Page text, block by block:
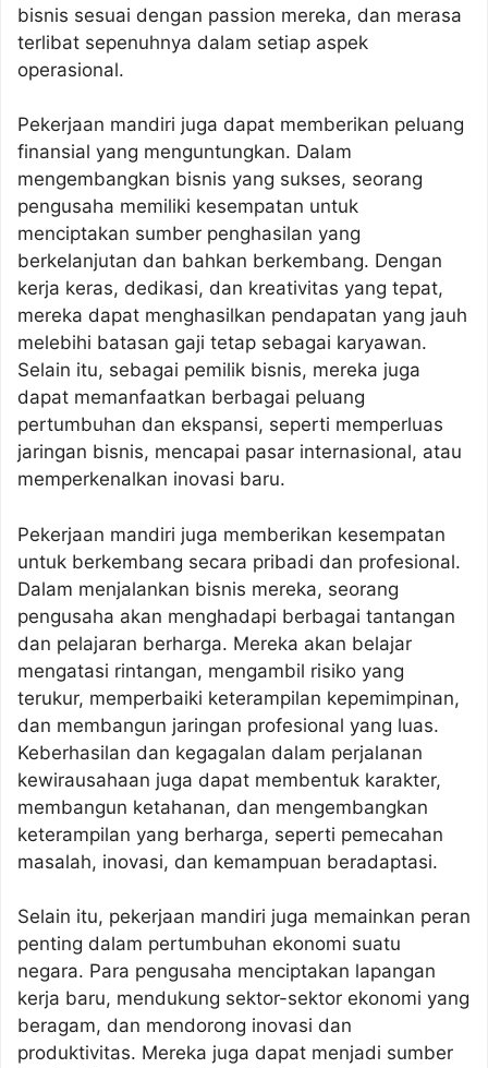
bisnis sesuai dengan passion mereka, dan merasa
terlibat sepenuhnya dalam setiap aspek
operasional.
Pekerjaan mandiri juga dapat memberikan peluang
finansial yang menguntungkan. Dalam
mengembangkan bisnis yang sukses, seorang
pengusaha memiliki kesempatan untuk
menciptakan sumber penghasilan yang
berkelanjutan dan bahkan berkembang. Dengan
kerja keras, dedikasi, dan kreativitas yang tepat,
mereka dapat menghasilkan pendapatan yang jauh
melebihi batasan gaji tetap sebagai karyawan.
Selain itu, sebagai pemilik bisnis, mereka juga
dapat memanfaatkan berbagai peluang
pertumbuhan dan ekspansi, seperti memperluas
jaringan bisnis, mencapai pasar internasional, atau
memperkenalkan inovasi baru.
Pekerjaan mandiri juga memberikan kesempatan
untuk berkembang secara pribadi dan profesional.
Dalam menjalankan bisnis mereka, seorang
pengusaha akan menghadapi berbagai tantangan
dan pelajaran berharga. Mereka akan belajar
mengatasi rintangan, mengambil risiko yang
terukur, memperbaiki keterampilan kepemimpinan,
dan membangun jaringan profesional yang luas.
Keberhasilan dan kegagalan dalam perjalanan
kewirausahaan juga dapat membentuk karakter,
membangun ketahanan, dan mengembangkan
keterampilan yang berharga, seperti pemecahan
masalah, inovasi, dan kemampuan beradaptasi.
Selain itu, pekerjaan mandiri juga memainkan peran
penting dalam pertumbuhan ekonomi suatu
negara. Para pengusaha menciptakan lapangan
kerja baru, mendukung sektor-sektor ekonomi yang
beragam, dan mendorong inovasi dan
produktivitas. Mereka juga dapat menjadi sumber